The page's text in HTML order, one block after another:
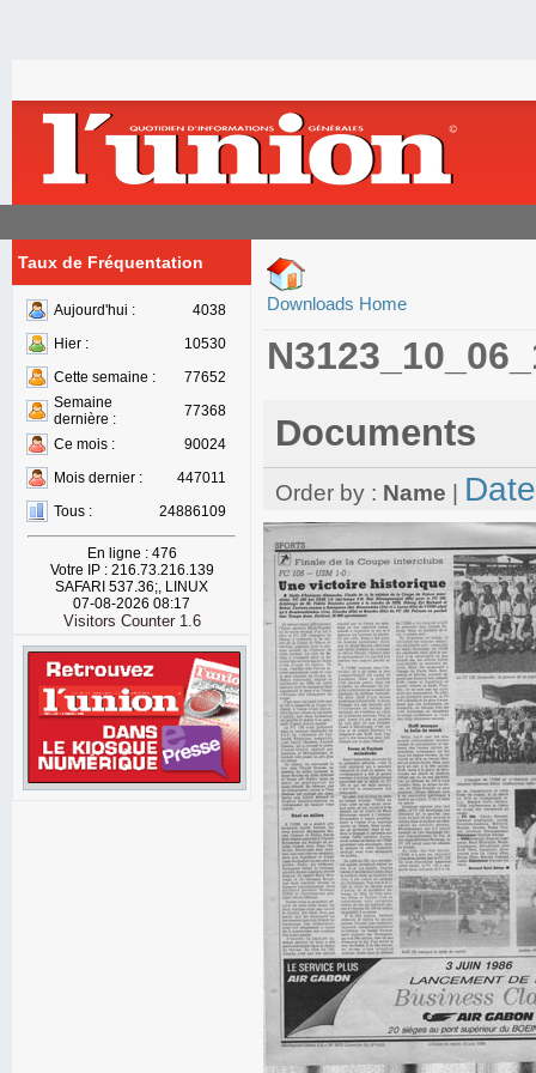
Taux de Fréquentation
Aujourd'hui :
4038
Hier :
10530
Cette semaine :
77652
Semaine
dernière :
77368
Ce mois :
90024
Mois dernier :
447011
Tous :
24886109
En ligne : 476
Votre IP : 216.73.216.139
SAFARI 537.36;, LINUX
07-08-2026 08:17
Visitors Counter 1.6
Downloads Home
Documents
Order by : Name Date